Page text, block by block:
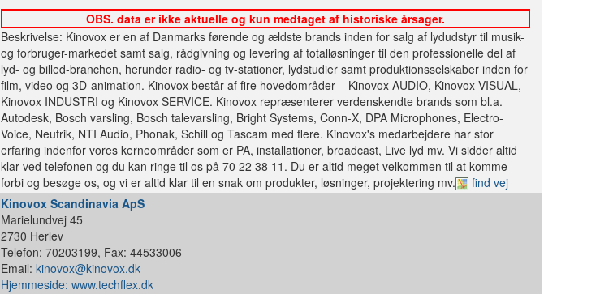
OBS. data er ikke aktuelle og kun medtaget af historiske årsager.
Beskrivelse: Kinovox er en af Danmarks førende og ældste brands inden for salg af lydudstyr til musik-
og forbruger-markedet samt salg, rådgivning og levering af totalløsninger til den professionelle del af
lyd- og billed-branchen, herunder radio- og tv-stationer, lydstudier samt produktionsselskaber inden for
film, video og 3D-animation. Kinovox består af fire hovedområder – Kinovox AUDIO, Kinovox VISUAL,
Kinovox INDUSTRI og Kinovox SERVICE. Kinovox repræsenterer verdenskendte brands som bl.a.
Autodesk, Bosch varsling, Bosch talevarsling, Bright Systems, Conn-X, DPA Microphones, Electro-
Voice, Neutrik, NTI Audio, Phonak, Schill og Tascam med flere. Kinovox's medarbejdere har stor
erfaring indenfor vores kerneområder som er PA, installationer, broadcast, Live lyd mv. Vi sidder altid
klar ved telefonen og du kan ringe til os på 70 22 38 11. Du er altid meget velkommen til at komme
forbi og besøge os, og vi er altid klar til en snak om produkter, løsninger, projektering mv.
find vej
Kinovox Scandinavia ApS
Marielundvej 45
2730 Herlev
Telefon: 70203199, Fax: 44533006
Email: kinovox@kinovox.dk
Hjemmeside: www.techflex.dk